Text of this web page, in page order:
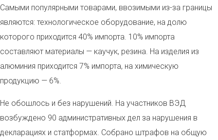
Самыми популярными товарами, ввозимыми из-за границы
являются: технологическое оборудование, на долю
которого приходится 40% импорта. 10% импорта
составляют материалы — каучук, резина. На изделия из
алюминия приходится 7% импорта, на химическую
продукцию — 6%.
Не обошлось и без нарушений. На участников ВЭД
возбуждено 90 административных дел за нарушения в
декларациях и статформах. Собрано штрафов на общую